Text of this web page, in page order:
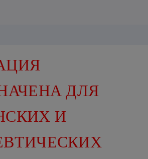
ДЛЯ
И